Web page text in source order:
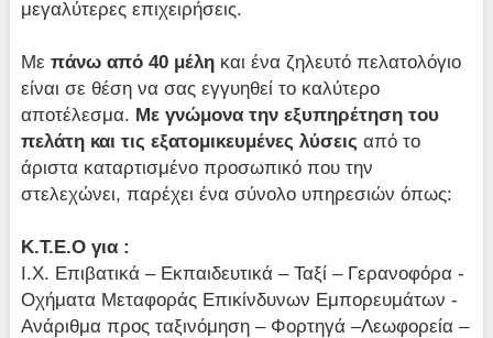
μεγαλύτερες επιχειρήσεις.
Μεπάνω από 40 μέλη και ένα ζηλευτό πελατολόγιο
είναι σε θέση να σας εγγυηθεί το καλύτερο
αποτέλεσμα. Με γνώμονα την εξυπηρέτηση του
πελάτη και τις εξατομικευμένες λύσεις από το
άριστα καταρτισμένο προσωπικό που την
στελεχώνει, παρέχει ένα σύνολο υπηρεσιών όπως:
Κ.Τ.Ε.Ο για :
Ι.Χ. Επιβατικά – Εκπαιδευτικά – Ταξί – Γερανοφόρα -
Οχήματα Μεταφοράς Επικίνδυνων Εμπορευμάτων -
Ανάριθμα προς ταξινόμηση – Φορτηγά –Λεωφορεία –